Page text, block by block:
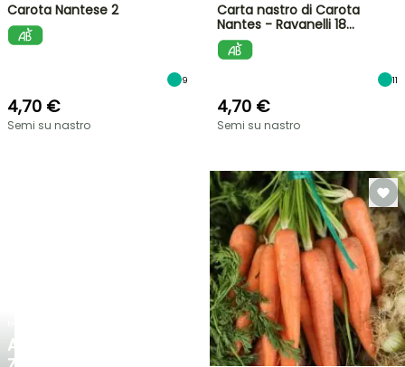
AGAPANTHUS
Carota Nantese 2
9
4,70 €
Semi su nastro
Carta nastro di Carota
Nantes - Ravanelli 18…
11
4,70 €
Semi su nastro